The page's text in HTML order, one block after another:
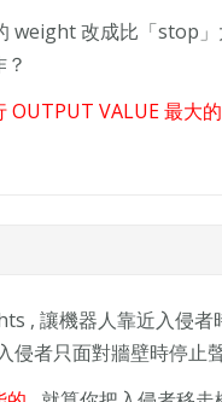
weight 改成比「stop」
OUTPUT VALUE 最大
, 讓機器人靠近入侵者
侵者只面對牆壁時停止